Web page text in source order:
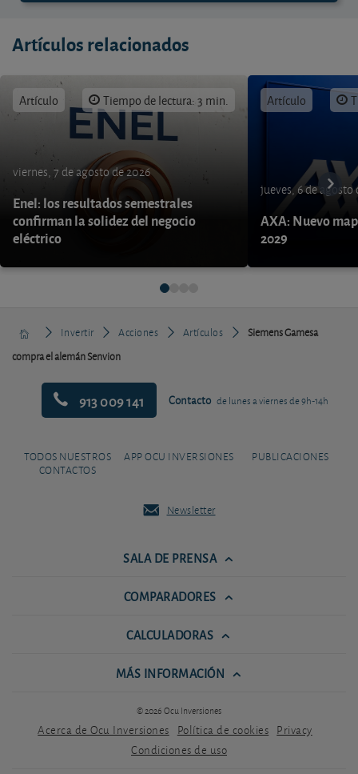
Artículos relacionados
Artículo Tiempo de lectura: 3 min.
viernes, 7 de agosto de 2026
Enel: los resultados semestrales
confirman la solidez del negocio
eléctrico
Artículo
jueves, 6 de agosto
AXA: Nuevo
2029
Invertir Acciones Artículos
Siemens Gamesa
compra el alemán Senvion
913 009 141 Contacto de lunes a viernes de 9h-14h
TODOS NUESTROS
CONTACTOS
APP OCU INVERSIONES PUBLICACIONES
Newsletter
SALA DE PRENSA
COMPARADORES
CALCULADORAS
MÁS INFORMACIÓN
© 2026 Ocu Inversiones
Acerca de Ocu Inversiones Política de cookies Privacy
Condiciones de uso